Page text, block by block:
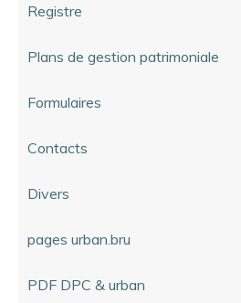
Registre
Plans de gestion patrimoniale
Formulaires
Contacts
Divers
pages urban.bru
PDF DPC & urban